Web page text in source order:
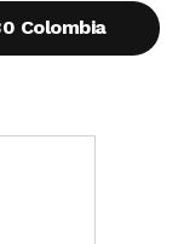
Colombia